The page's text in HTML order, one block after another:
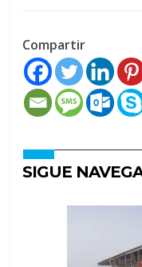
Compartir
SIGUE